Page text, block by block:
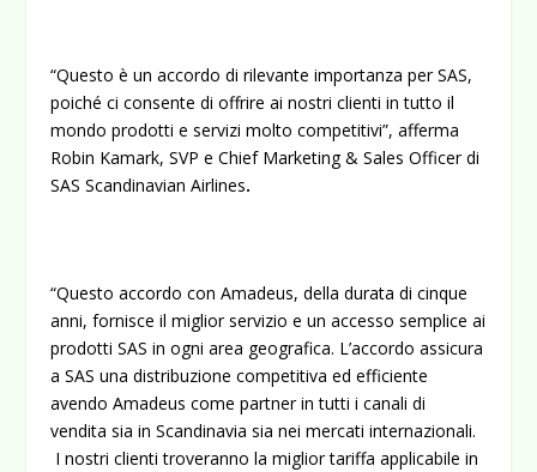
“Questo è un accordo di rilevante importanza per SAS,
poiché ci consente di offrire ai nostri clienti in tutto il
mondo prodotti e servizi molto competitivi”, afferma
Robin Kamark, SVP e Chief Marketing & Sales Officer di
SAS Scandinavian Airlines.
“Questo accordo con Amadeus, della durata di cinque
anni, fornisce il miglior servizio e un accesso semplice ai
prodotti SAS in ogni area geografica. L’accordo assicura
a SAS una distribuzione competitiva ed efficiente
avendo Amadeus come partner in tutti i canali di
vendita sia in Scandinavia sia nei mercati internazionali.
I nostri clienti troveranno la miglior tariffa applicabile in